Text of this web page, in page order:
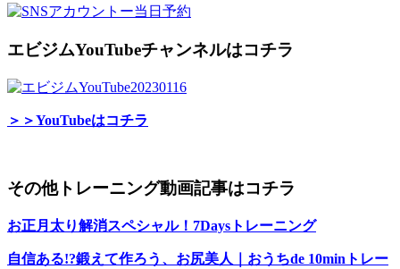
エビジムYouTubeチャンネルはコチラ
＞＞YouTubeはコチラ
その他トレーニング動画記事はコチラ
お正月太り解消スペシャル！7Daysトレーニング
自信ある!?鍛えて作ろう、お尻美人｜おうちde 10minトレー